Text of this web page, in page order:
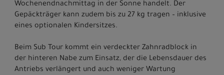
Wochenendnachmittag in der Sonne handelt. Der
Gepäckträger kann zudem bis zu 27 kg tragen – inklusive
eines optionalen Kindersitzes.
Beim Sub Tour kommt ein verdeckter Zahnradblock in
der hinteren Nabe zum Einsatz, der die Lebensdauer des
Antriebs verlängert und auch weniger Wartung